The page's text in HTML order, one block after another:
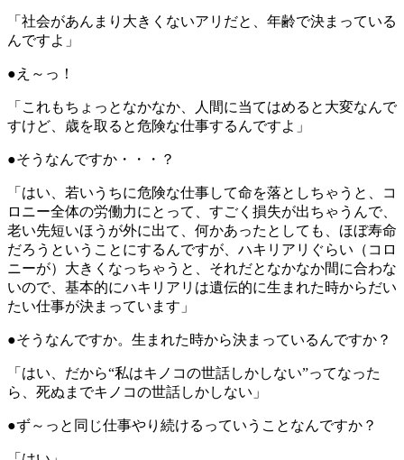
「社会があんまり大きくないアリだと、年齢で決まっている
んですよ」
●え～っ！
「これもちょっとなかなか、人間に当てはめると大変なんで
すけど、歳を取ると危険な仕事するんですよ」
●そうなんですか・・・？
「はい、若いうちに危険な仕事して命を落としちゃうと、コ
ロニー全体の労働力にとって、すごく損失が出ちゃうんで、
老い先短いほうが外に出て、何かあったとしても、ほぼ寿命
だろうということにするんですが、ハキリアリぐらい（コロ
ニーが）大きくなっちゃうと、それだとなかなか間に合わな
いので、基本的にハキリアリは遺伝的に生まれた時からだい
たい仕事が決まっています」
●そうなんですか。生まれた時から決まっているんですか？
「はい、だから“私はキノコの世話しかしない”ってなった
ら、死ぬまでキノコの世話しかしない」
●ず～っと同じ仕事やり続けるっていうことなんですか？